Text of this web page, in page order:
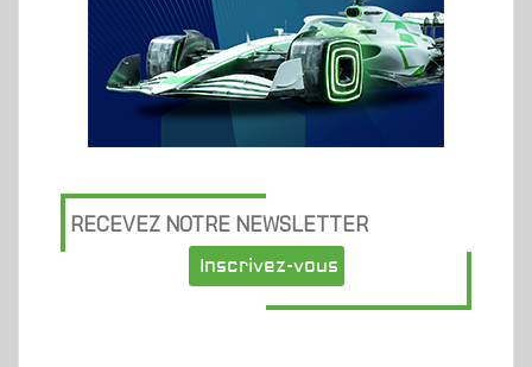
RECEVEZ NOTRE NEWSLETTER
Inscrivez-vous